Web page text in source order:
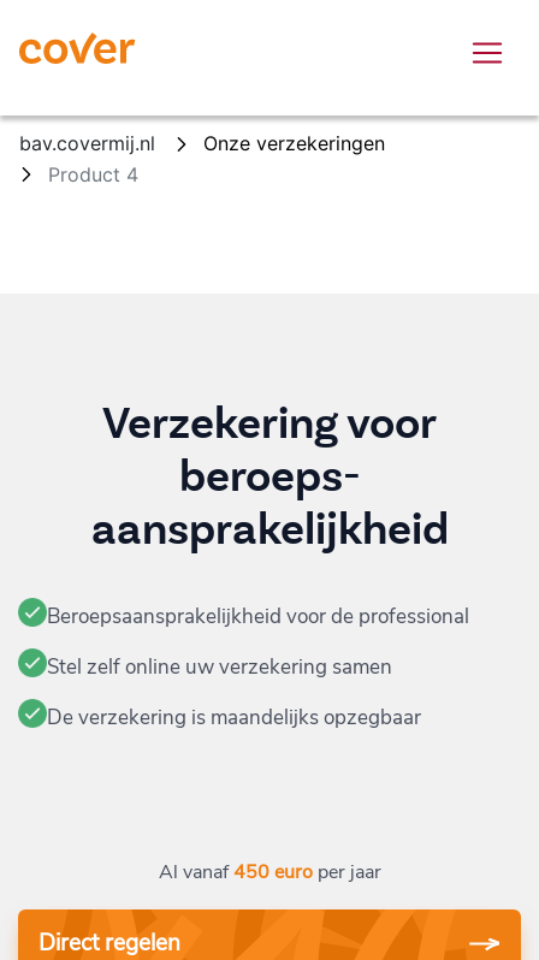
bav.covermij.nl
Onze verzekeringen
Product 4
Verzekering voor
beroeps-
aansprakelijkheid
Beroepsaansprakelijkheid voor de professional
Stel zelf online uw verzekering samen
De verzekering is maandelijks opzegbaar
Al vanaf 450 euro per jaar
Direct regelen